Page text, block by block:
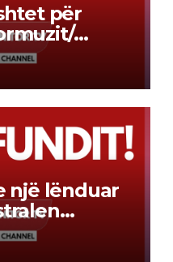
për
SHBA-ja
një lënduar